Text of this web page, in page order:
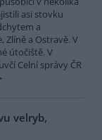
asi stovku
a
Zlíně a Ostravě. V
útočiště. V
Celní správy ČR
velryb,